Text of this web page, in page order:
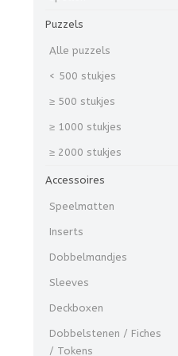
Puzzels
Alle puzzels
< 500 stukjes
≥ 500 stukjes
≥ 1000 stukjes
≥ 2000 stukjes
Accessoires
Speelmatten
Inserts
Dobbelmandjes
Sleeves
Deckboxen
Dobbelstenen / Fiches
/ Tokens